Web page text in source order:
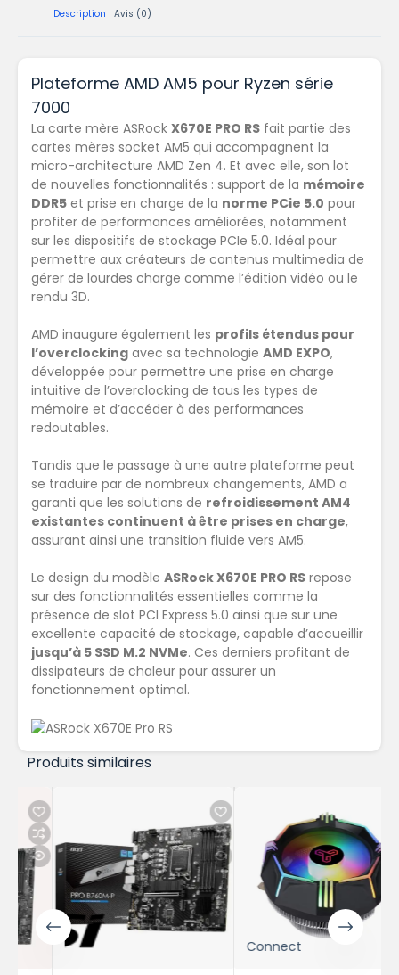
Description Avis (0)
Plateforme AMD AM5 pour Ryzen série
7000
La carte mère ASRock X670E PRO RS fait partie des
cartes mères socket AM5 qui accompagnent la
micro-architecture AMD Zen 4. Et avec elle, son lot
de nouvelles fonctionnalités : support de la mémoire
DDR5 et prise en charge de la norme PCie 5.0 pour
profiter de performances améliorées, notamment
sur les dispositifs de stockage PCIe 5.0. Idéal pour
permettre aux créateurs de contenus multimedia de
gérer de lourdes charge comme l’édition vidéo ou le
rendu 3D.
AMD inaugure également les profils étendus pour
l’overclocking avec sa technologie AMD EXPO,
développée pour permettre une prise en charge
intuitive de l’overclocking de tous les types de
mémoire et d’accéder à des performances
redoutables.
Tandis que le passage à une autre plateforme peut
se traduire par de nombreux changements, AMD a
garanti que les solutions de refroidissement AM4
existantes continuent à être prises en charge,
assurant ainsi une transition fluide vers AM5.
Le design du modèle ASRock X670E PRO RS repose
sur des fonctionnalités essentielles comme la
présence de slot PCI Express 5.0 ainsi que sur une
excellente capacité de stockage, capable d’accueillir
jusqu’à 5 SSD M.2 NVMe. Ces derniers profitant de
dissipateurs de chaleur pour assurer un
fonctionnement optimal.
Produits similaires
Connect